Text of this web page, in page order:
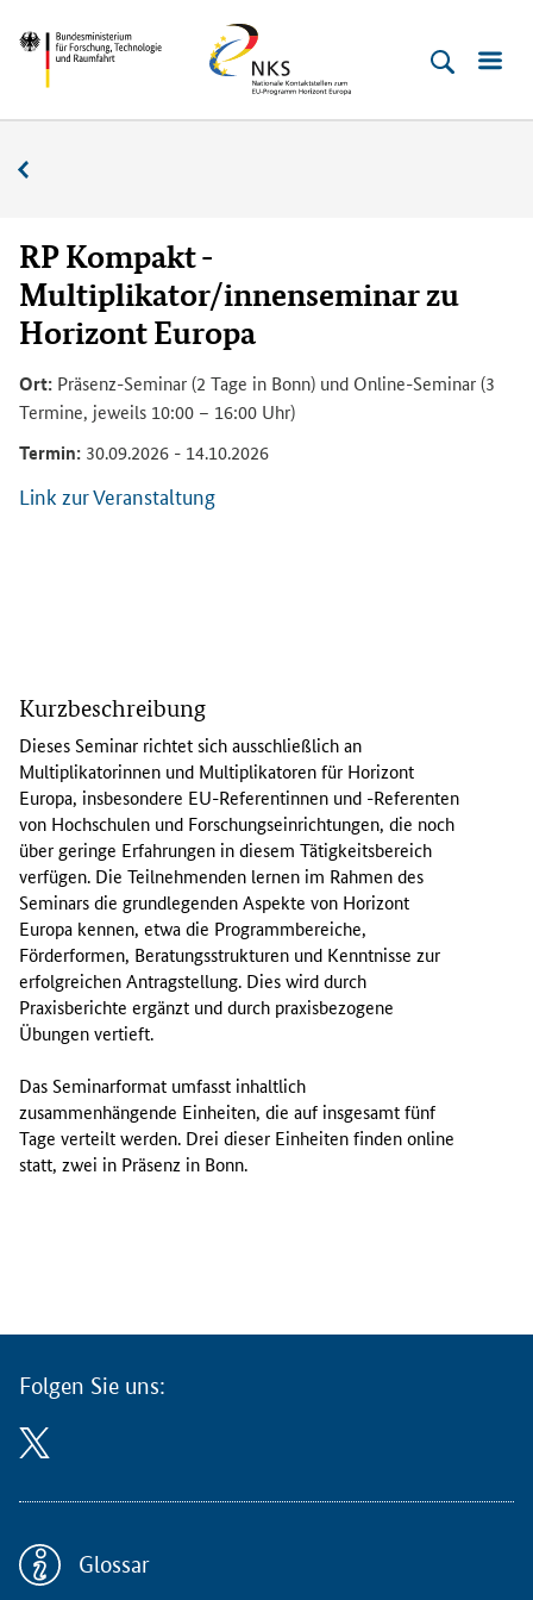
zum
Inhalt
(Eingabetaste)
zum
Hauptmenu
(Eingabetaste)
zur
Suche
(Eingabetaste)
zur
Fußleiste
(Enter)
Bundesministerium
Technologie
Raumfahrt
Horizont
Europa
RP Kompakt -
Multiplikator/innenseminar zu
Horizont Europa
Ort: Präsenz-Seminar (2 Tage in Bonn) und Online-Seminar (3
Termine, jeweils 10:00 – 16:00 Uhr)
Termin: 30.09.2026 - 14.10.2026
Link zur Veranstaltung
e
T
e
i
l
n
e
h
m
e
n
d
e
l
e
r
n
m
e
n
d
s
e
m
Kurzbeschreibung
Dieses Seminar richtet sich ausschließlich an
Multiplikatorinnen und Multiplikatoren für Horizont
Europa, insbesondere EU-Referentinnen und -Referenten
von Hochschulen und Forschungseinrichtungen, die noch
über geringe Erfahrungen in diesem Tätigkeitsbereich
verfügen. Die Teilnehmenden lernen im Rahmen des
Seminars die grundlegenden Aspekte von Horizont
Europa kennen, etwa die Programmbereiche,
Förderformen, Beratungsstrukturen und Kenntnisse zur
erfolgreichen Antragstellung. Dies wird durch
Praxisberichte ergänzt und durch praxisbezogene
Übungen vertieft.
Das Seminarformat umfasst inhaltlich
zusammenhängende Einheiten, die auf insgesamt fünf
Tage verteilt werden. Drei dieser Einheiten finden online
statt, zwei in Präsenz in Bonn.
Folgen Sie uns:
Glossar